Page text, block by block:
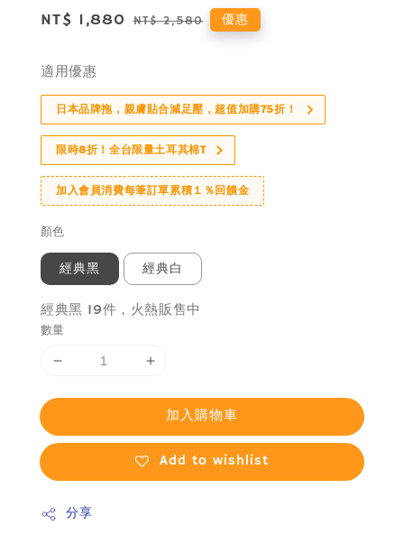
Sale
NT$ 1,880 Regular
NT$ 2,580 優惠
適用優惠
日本品牌拖，親膚貼合減足壓，超值加購75折！
限時8折！全台限量土耳其棉T
加入會員消費每筆訂單累積１％回饋金
顏色
經典黑 經典白
經典黑 19件，火熱販售中
數量
加入購物車
Add to wishlist
分享